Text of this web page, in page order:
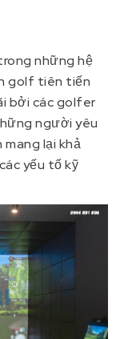
những hệ
golf tiên tiến
bởi các golfer
người yêu
lại khả
yếu tố kỹ